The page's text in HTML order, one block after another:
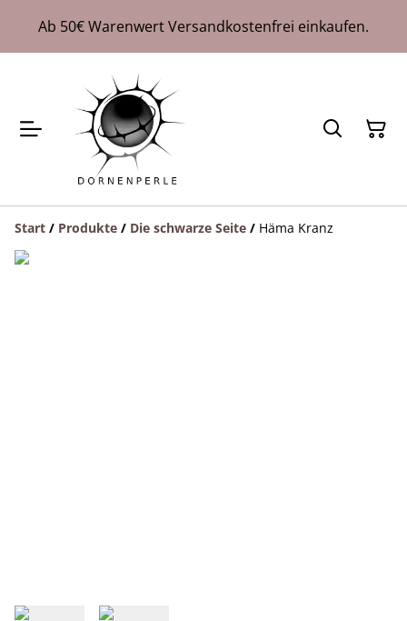
Ab 50€ Warenwert Versandkostenfrei einkaufen.
Start / Produkte / Die schwarze Seite / Häma Kranz